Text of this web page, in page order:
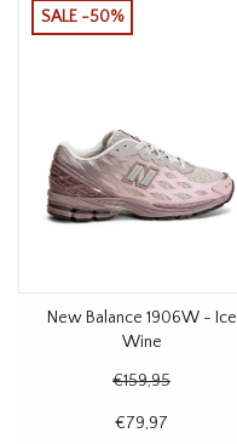
SALE -50%
New Balance 1906W - Ice
Wine
€159,95
€79,97